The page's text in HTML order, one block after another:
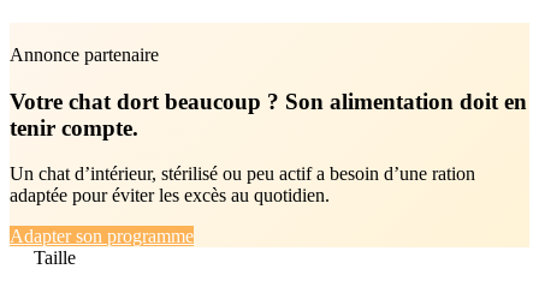
Annonce partenaire
Votre chat dort beaucoup ? Son alimentation doit en
tenir compte.
Un chat d’intérieur, stérilisé ou peu actif a besoin d’une ration
adaptée pour éviter les excès au quotidien.
Adapter son programme
Taille